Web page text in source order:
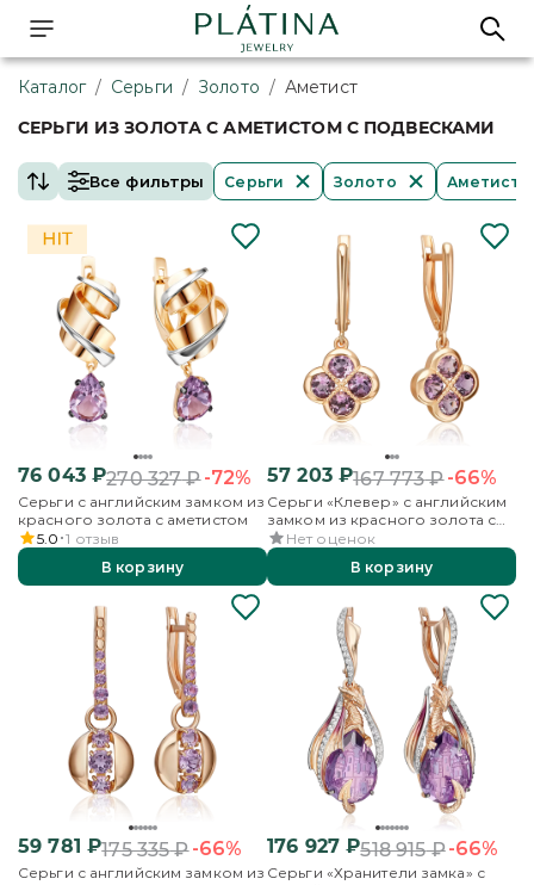
Каталог / Серьги / Золото / Аметист
СЕРЬГИ ИЗ ЗОЛОТА С АМЕТИСТОМ С ПОДВЕСКАМИ
Все фильтры Серьги Золото Аметист
76 043₽270 327₽-72%
Серьги с английским замком из
красного золота с аметистом
5.0 1 отзыв
В корзину
57 203₽167 773₽-66%
Серьги «Клевер» с английским
замком из красного золота с
аметистами
Нет оценок
В корзину
59 781 ₽175 335₽-66%
Серьги с английским замком из
176 927 ₽518 915₽-66%
Серьги «Хранители замка» с